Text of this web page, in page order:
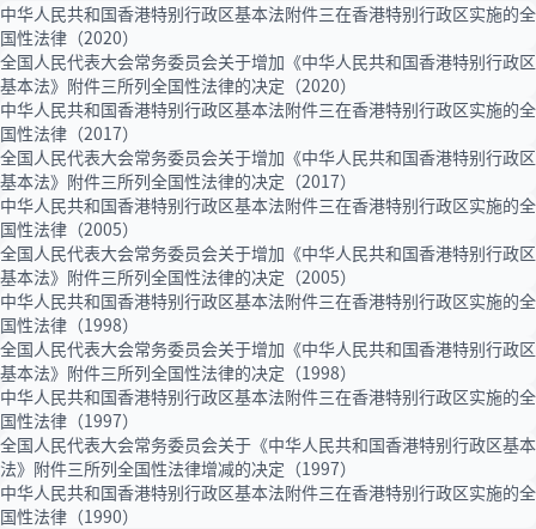
中华人民共和国香港特别行政区基本法附件三在香港特别行政区实施的全
国性法律（2020）
全国人民代表大会常务委员会关于增加《中华人民共和国香港特别行政区
基本法》附件三所列全国性法律的决定（2020）
中华人民共和国香港特别行政区基本法附件三在香港特别行政区实施的全
国性法律（2017）
全国人民代表大会常务委员会关于增加《中华人民共和国香港特别行政区
基本法》附件三所列全国性法律的决定（2017）
中华人民共和国香港特别行政区基本法附件三在香港特别行政区实施的全
国性法律（2005）
全国人民代表大会常务委员会关于增加《中华人民共和国香港特别行政区
基本法》附件三所列全国性法律的决定（2005）
中华人民共和国香港特别行政区基本法附件三在香港特别行政区实施的全
国性法律（1998）
全国人民代表大会常务委员会关于增加《中华人民共和国香港特别行政区
基本法》附件三所列全国性法律的决定（1998）
中华人民共和国香港特别行政区基本法附件三在香港特别行政区实施的全
国性法律（1997）
全国人民代表大会常务委员会关于《中华人民共和国香港特别行政区基本
法》附件三所列全国性法律增减的决定（1997）
中华人民共和国香港特别行政区基本法附件三在香港特别行政区实施的全
国性法律（1990）